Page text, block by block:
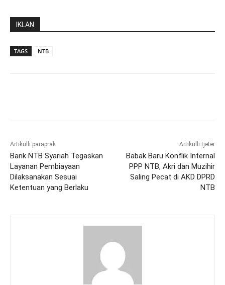
IKLAN
TAGS NTB
Artikulli paraprak
Bank NTB Syariah Tegaskan
Layanan Pembiayaan
Dilaksanakan Sesuai
Ketentuan yang Berlaku
Artikulli tjetër
Babak Baru Konflik Internal
PPP NTB, Akri dan Muzihir
Saling Pecat di AKD DPRD
NTB